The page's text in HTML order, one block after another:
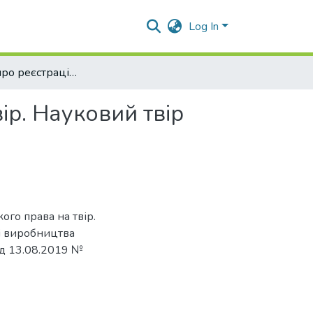
Log In
Свідоцтво про реєстрацію авторського права на твір. Науковий твір «Класифікація видів енергії в процесі виробництва сільськогосподарських культур»
Науковий твір
права на твір.
виробництва
13.08.2019 №